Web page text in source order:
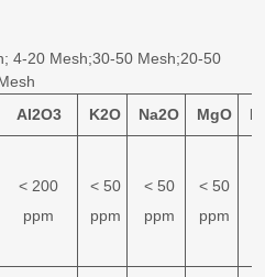
4-20 Mesh;30-50 Mesh;20-50
Al2O3 K2O Na2O MgO
< 200
ppm
< 50
ppm
< 50
ppm
< 50
ppm